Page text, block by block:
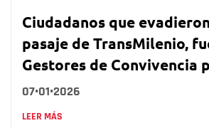
Ciudadanos que
pasaje de TransMilenio,
Gestores de Convivencia
07•01•2026
LEER MÁS